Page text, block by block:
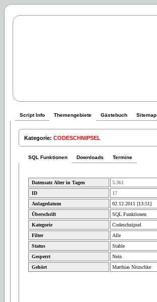
Script Info Themengebiete Gästebuch Sitemap
Kategorie: CODESCHNIPSEL
SQL Funktionen Downloads Termine
Datensatz Alter in Tagen
5.361
ID
17
Anlagedatum
02.12.2011 [13:51]
Überschrift
SQL Funktionen
Kategorie
Codeschnipsel
Filter
Alle
Status
Stable
Gesperrt
Nein
Gehört
Matthias Nitzschke